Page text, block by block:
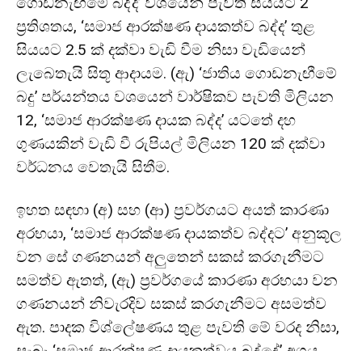
ප්‍රතිශතය, ‘සමාජ ආරක්ෂණ දායකත්ව බද්ද’ තුළ
සියයට 2.5 ක් දක්වා වැඩි වීම නිසා වැඩියෙන්
ලැබෙතැයි සිතූ ආදායම. (ඇ) ‘ජාතිය ගොඩනැඟීමේ
බදු’ පර්යන්තය වශයෙන් වාර්ෂිකව පැවති මිලියන
12, ‘සමාජ ආරක්ෂණ දායක බද්ද’ යටතේ දහ
ගුණයකින් වැඩි වී රුපියල් මිලියන 120 ක් දක්වා
වර්ධනය වෙතැයි සිතීම.
ඉහත සඳහා (අ) සහ (ආ) ප්‍රවර්ගයට අයත් කාරණා
අරභයා, ‘සමාජ ආරක්ෂණ දායකත්ව බද්දට’ අනුකූල
වන සේ ගණනයන් අලුතෙන් සකස් කරගැනීමට
සමත්ව ඇතත්, (ඇ) ප්‍රවර්ගයේ කාරණා අරභයා වන
ගණනයන් නිවැරදිව සකස් කරගැනීමට අසමත්ව
ඇත. පාදක විශ්ලේෂණය තුළ පැවති මේ වරද නිසා,